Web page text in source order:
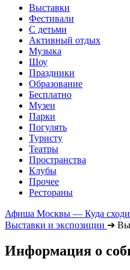
Выставки
Фестивали
С детьми
Активный отдых
Музыка
Шоу
Праздники
Образование
Бесплатно
Музеи
Парки
Погулять
Туристу
Театры
Пространства
Клубы
Прочее
Рестораны
Афиша Москвы — Куда
Выставки и экспозиции ➔
Информация о